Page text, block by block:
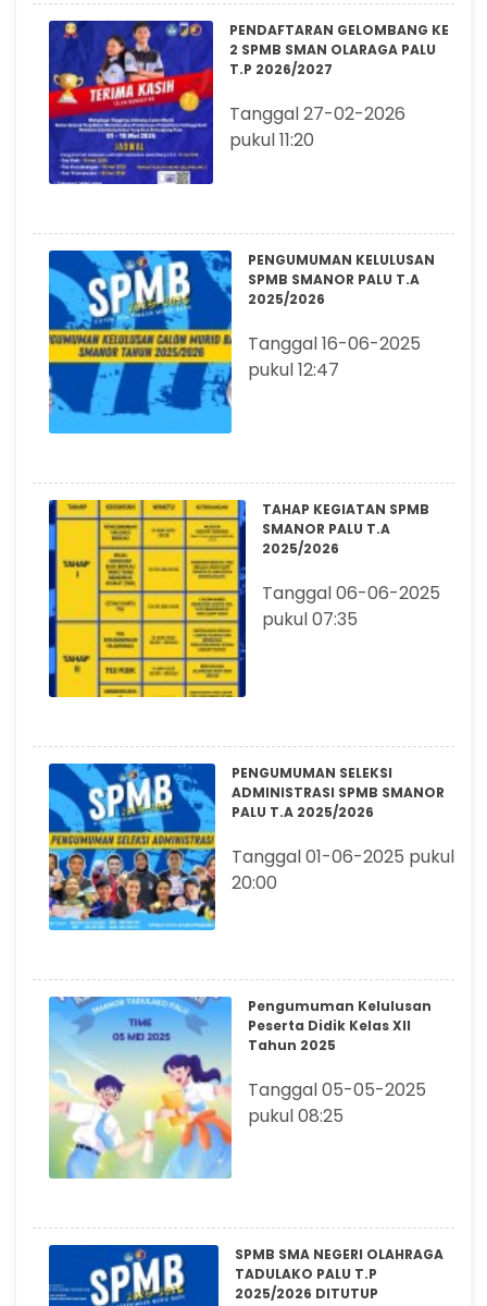
PENDAFTARAN GELOMBANG KE
2 SPMB SMAN OLARAGA PALU
T.P 2026/2027
Tanggal 27-02-2026
pukul 11:20
PENGUMUMAN KELULUSAN
SPMB SMANOR PALU T.A
2025/2026
Tanggal 16-06-2025
pukul 12:47
TAHAP KEGIATAN SPMB
SMANOR PALU T.A
2025/2026
Tanggal 06-06-2025
pukul 07:35
PENGUMUMAN SELEKSI
ADMINISTRASI SPMB SMANOR
PALU T.A 2025/2026
Tanggal 01-06-2025 pukul
20:00
Pengumuman Kelulusan
Peserta Didik Kelas XII
Tahun 2025
Tanggal 05-05-2025
pukul 08:25
SPMB SMA NEGERI OLAHRAGA
TADULAKO PALU T.P
2025/2026 DITUTUP